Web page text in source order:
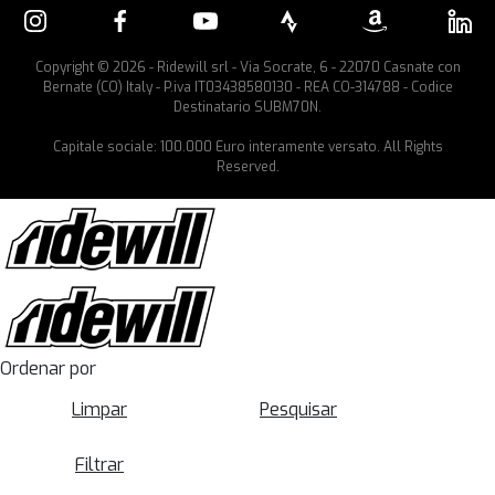
Copyright © 2026 - Ridewill srl - Via Socrate, 6 - 22070 Casnate con
Bernate (CO) Italy - P.iva IT03438580130 - REA CO-314788 - Codice
Destinatario SUBM70N.
Capitale sociale: 100.000 Euro interamente versato. All Rights
Reserved.
Ordenar por
Limpar
Pesquisar
Filtrar